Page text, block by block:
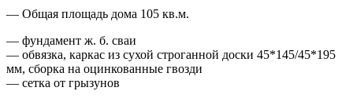
— Общая площадь дома 105 кв.м.
— фундамент ж. б. сваи
— обвязка, каркас из сухой строганной доски 45*145/45*195
мм, сборка на оцинкованные гвозди
— сетка от грызунов